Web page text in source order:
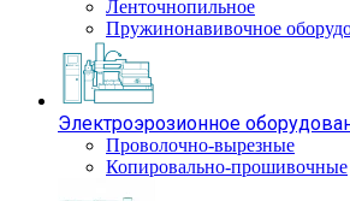
Ленточнопильное
Пружинонавивочное
Электроэрозионное
Проволочно-вырезные
Копировально-прошивочные